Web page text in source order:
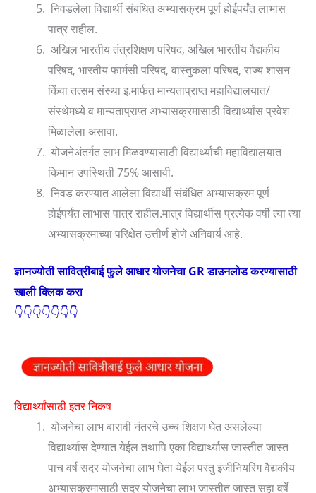
निवडलेला विद्यार्थी संबंधित अभ्यासक्रम पूर्ण होईपर्यंत लाभास
पात्र राहील.
अखिल भारतीय तंत्रशिक्षण परिषद, अखिल भारतीय वैद्यकीय
परिषद, भारतीय फार्मसी परिषद, वास्तुकला परिषद, राज्य शासन
किंवा तत्सम संस्था इ.मार्फत मान्यताप्राप्त महाविद्यालयात/
संस्थेमध्ये व मान्यताप्राप्त अभ्यासक्रमासाठी विद्यार्थ्यांस प्रवेश
मिळालेला असावा.
योजनेअंतर्गत लाभ मिळवण्यासाठी विद्यार्थ्यांची महाविद्यालयात
किमान उपस्थिती 75% आसावी.
निवड करण्यात आलेला विद्यार्थी संबंधित अभ्यासक्रम पूर्ण
होईपर्यंत लाभास पात्र राहील.मात्र विद्यार्थीस प्रत्येक वर्षी त्या त्या
अभ्यासक्रमाच्या परिक्षेत उत्तीर्ण होणे अनिवार्य आहे.
ज्ञानज्योती सावित्रीबाई फुले आधार योजनेचा GR डाउनलोड करण्यासाठी
खाली क्लिक करा
👇👇👇👇👇👇👇
विद्यार्थ्यांसाठी इतर निकष
योजनेचा लाभ बारावी नंतरचे उच्च शिक्षण घेत असलेल्या
विद्यार्थ्यास देण्यात येईल तथापि एका विद्यार्थ्यास जास्तीत जास्त
पाच वर्ष सदर योजनेचा लाभ घेता येईल परंतु इंजीनियरिंग वैद्यकीय
अभ्यासक्रमासाठी सदर योजनेचा लाभ जास्तीत जास्त सहा वर्षे